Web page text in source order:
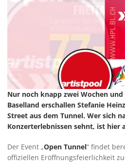
Nur noch knapp zwei Wochen
Baselland erschallen Stefanie
Street aus dem Tunnel. Wer sich
Konzerterlebnissen sehnt, ist hier
Der Event „Open Tunnel“ findet
offiziellen Eröffnungsfeierlichkeit